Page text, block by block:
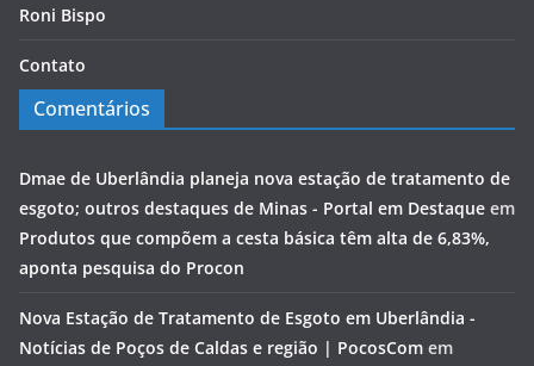
Roni Bispo
Contato
Comentários
Dmae de Uberlândia planeja nova estação de tratamento de
esgoto; outros destaques de Minas - Portal em Destaque em
Produtos que compõem a cesta básica têm alta de 6,83%,
aponta pesquisa do Procon
Nova Estação de Tratamento de Esgoto em Uberlândia -
Notícias de Poços de Caldas e região | PocosCom em